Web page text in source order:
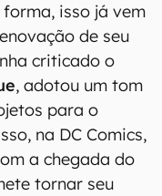
isso já vem
de seu
criticado o
, adotou um tom
para o
na DC Comics,
a chegada do
tornar seu